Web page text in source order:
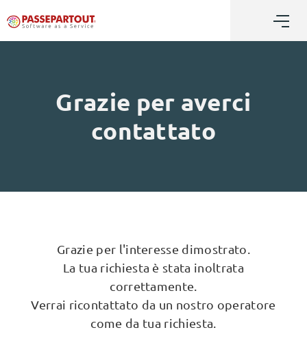
Grazie per averci
contattato
Grazie per l'interesse dimostrato.
La tua richiesta è stata inoltrata
correttamente.
Verrai ricontattato da un nostro operatore
come da tua richiesta.